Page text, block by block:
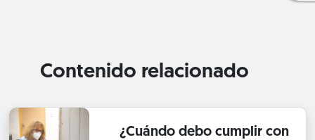
Contenido relacionado
¿Cuándo debo cumplir con